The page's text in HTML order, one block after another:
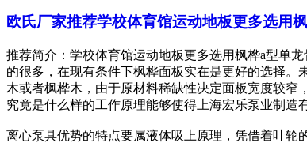
欧氏厂家推荐学校体育馆运动地板更多选用
推荐简介：学校体育馆运动地板更多选用枫桦a型单
的很多，在现有条件下枫桦面板实在是更好的选择
木或者枫桦木，由于原材料稀缺性决定面板宽度较窄
究竟是什么样的工作原理能够使得上海宏乐泵业制造
离心泵具优势的特点要属液体吸上原理，凭借着叶轮